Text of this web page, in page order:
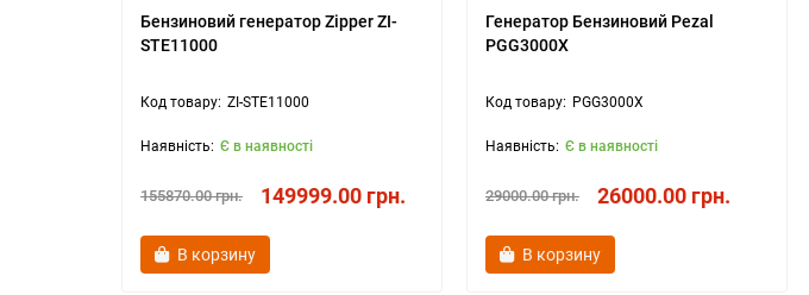
Бензиновий генератор Zipper ZI-
STE11000
ZI-STE11000
Є в наявності
155870.00 грн. 149999.00 грн.
В корзину
Генератор Бензиновий Pezal
PGG3000X
PGG3000X
Є в наявності
29000.00 грн. 26000.00 грн.
В корзину